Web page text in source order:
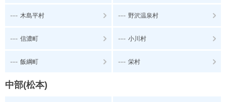
--- 木島平村 --- 野沢温泉村
--- 信濃町 --- 小川村
--- 飯綱町 --- 栄村
中部(松本)